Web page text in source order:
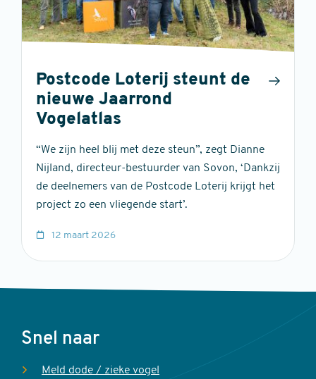
Postcode Loterij steunt de
nieuwe Jaarrond
Vogelatlas
“We zijn heel blij met deze steun”, zegt Dianne
Nijland, directeur-bestuurder van Sovon, ‘Dankzij
de deelnemers van de Postcode Loterij krijgt het
project zo een vliegende start’.
12 maart 2026
Voet
Snel naar
Meld dode / zieke vogel